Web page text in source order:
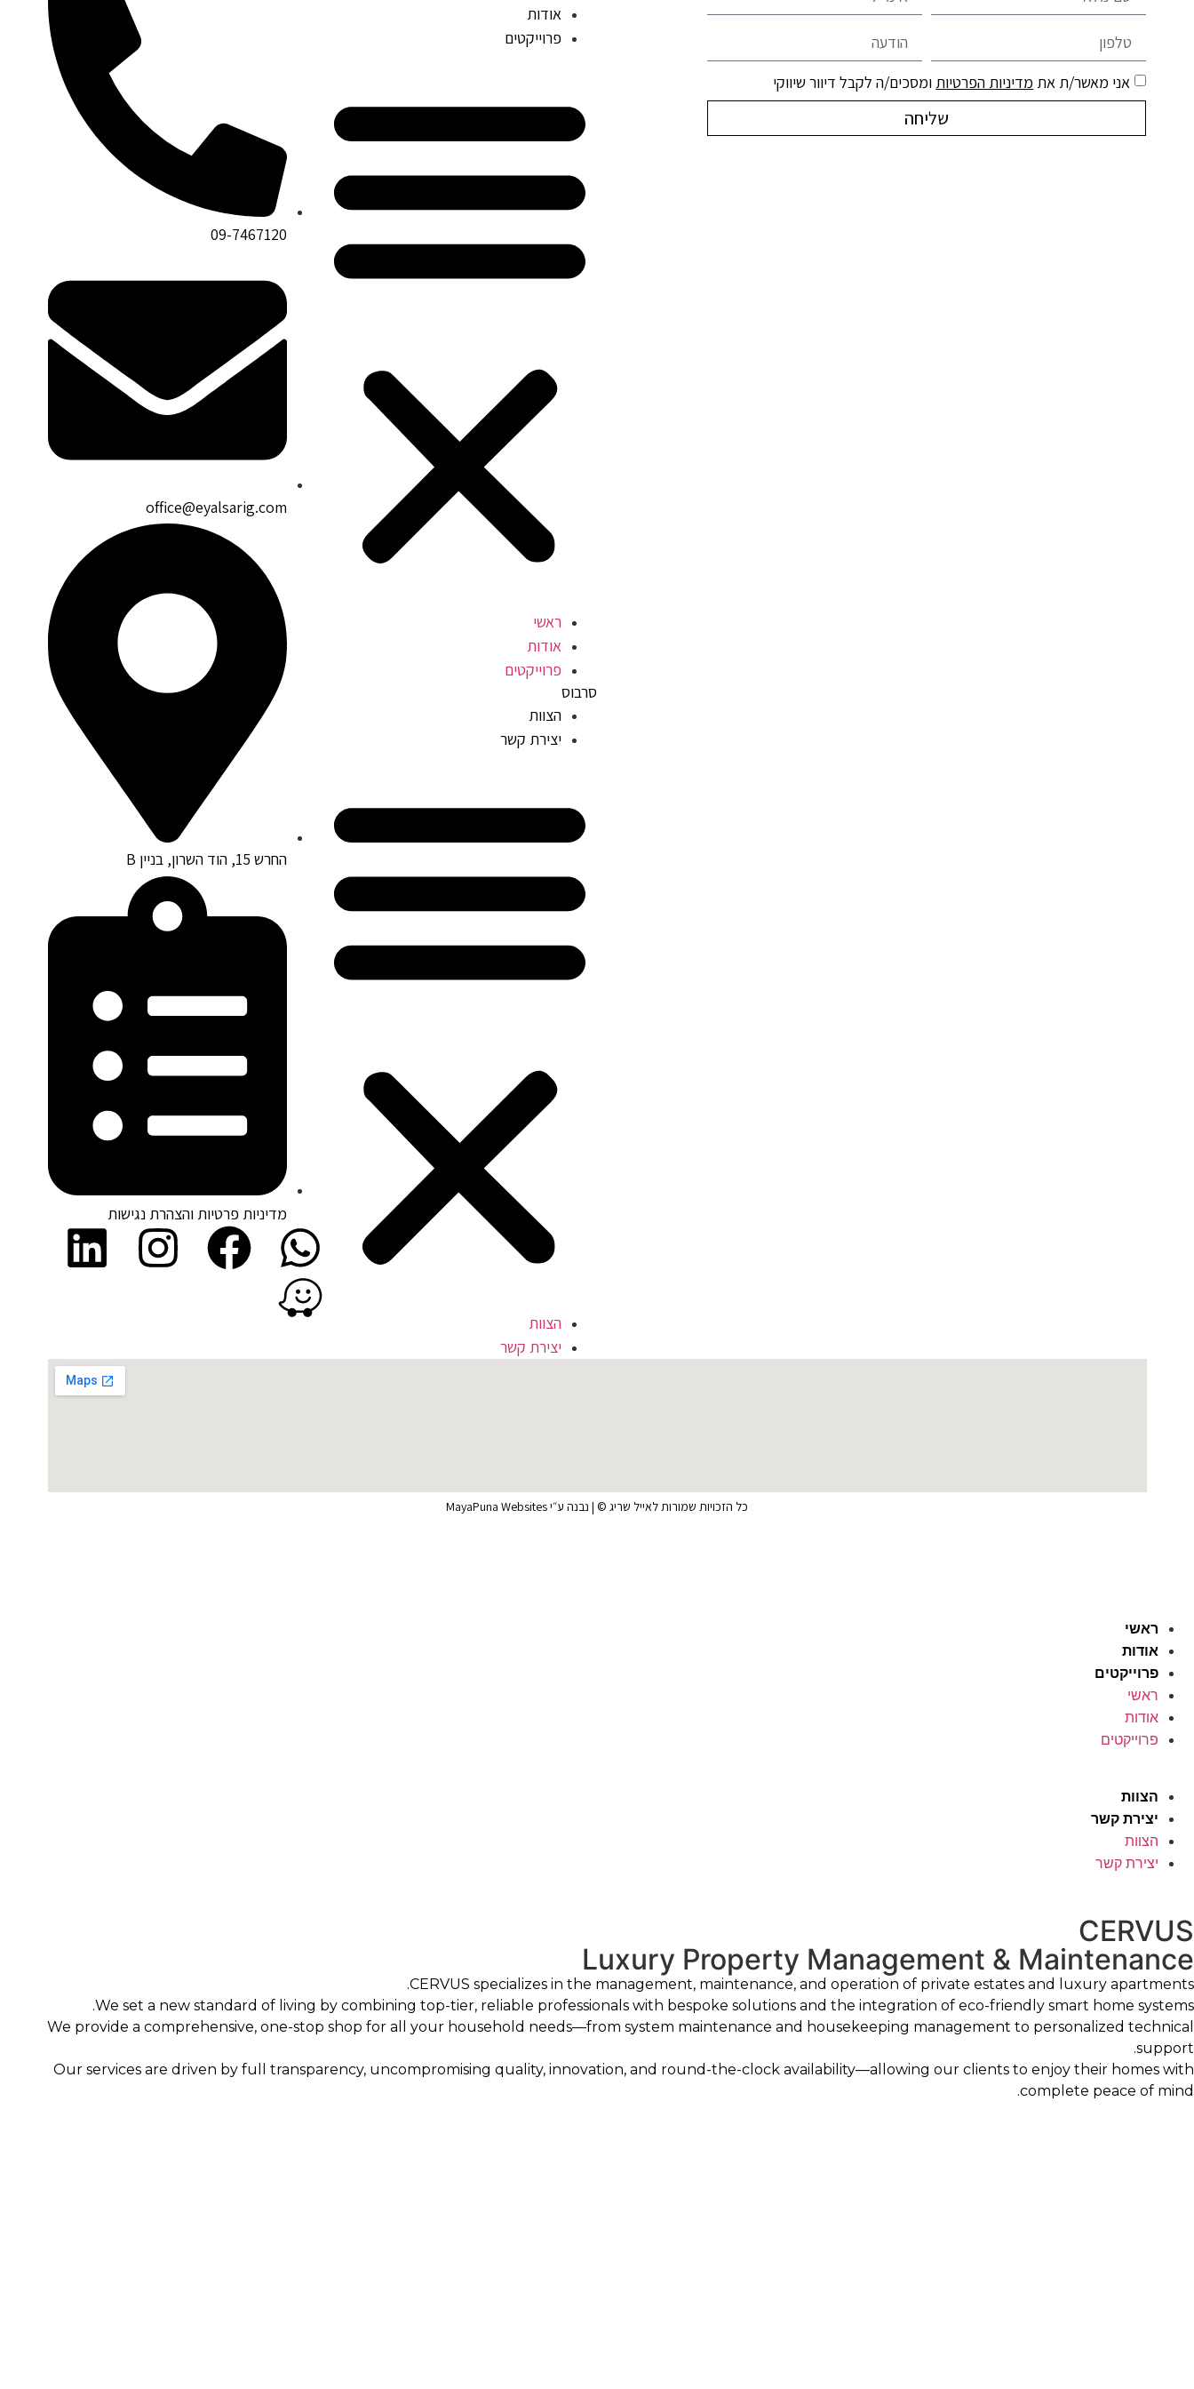
אני מאשר/ת את מדיניות הפרטיות ומסכים/ה לקבל דיוור שיווקי
שליחה
אודות
פרוייקטים
ראשי
אודות
פרוייקטים
סרבוס
הצוות
יצירת קשר
הצוות
יצירת קשר
09-7467120
office@eyalsarig.com
החרש 15, הוד השרון, בניין B
מדיניות פרטיות והצהרת נגישות
כל הזכויות שמורות לאייל שריג © | נבנה ע״יMayaPuna Websites
ראשי
אודות
פרוייקטים
ראשי
אודות
פרוייקטים
הצוות
יצירת קשר
הצוות
יצירת קשר
CERVUS
Luxury Property Management & Maintenance
CERVUS specializes in the management, maintenance, and operation of private estates and luxury apartments.
We set a new standard of living by combining top-tier, reliable professionals with bespoke solutions and the integration of eco-friendly smart home systems.
We provide a comprehensive, one-stop shop for all your household needs—from system maintenance and housekeeping management to personalized technical
support.
Our services are driven by full transparency, uncompromising quality, innovation, and round-the-clock availability—allowing our clients to enjoy their homes with
complete peace of mind.